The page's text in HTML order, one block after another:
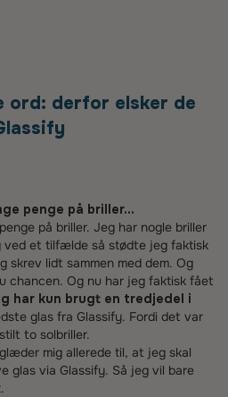
ord: derfor elsker de
penge på briller...
på briller. Jeg har nogle briller
ved et tilfælde så stødte jeg faktisk
skrev lidt sammen med dem. Og
Og nu har jeg faktisk fået
har kun brugt en tredjedel i
glas fra Glassify. Fordi det var
to solbriller.
mig allerede til, at jeg skal
glas via Glassify. Så jeg vil bare